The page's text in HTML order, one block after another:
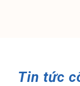
Tin tức